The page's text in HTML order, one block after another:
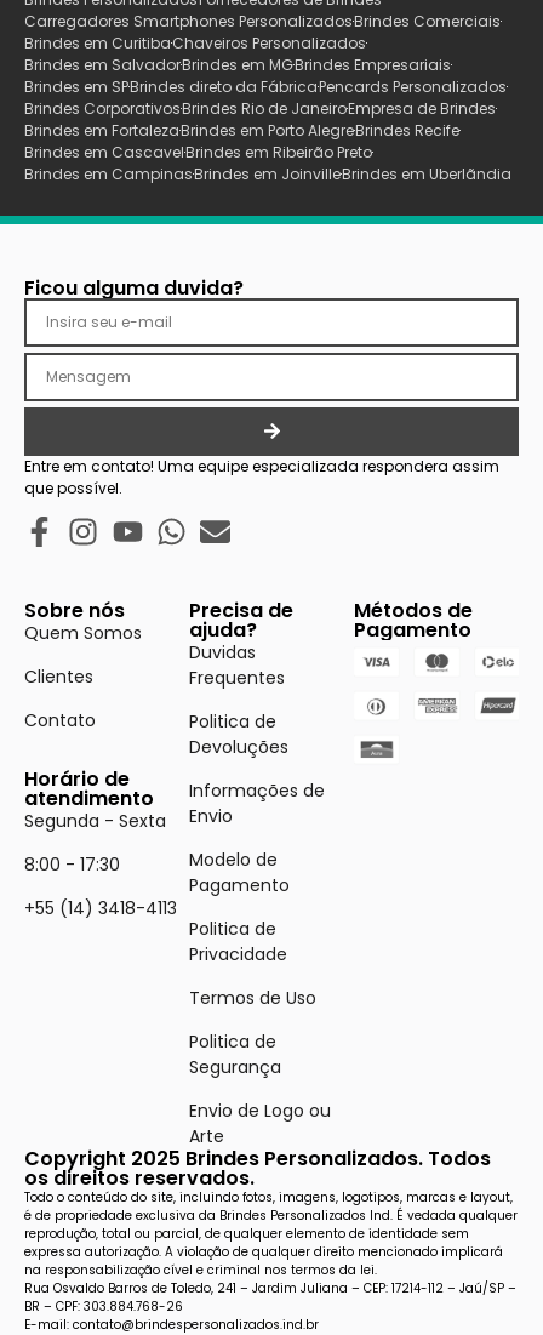
Carregadores Smartphones PersonalizadosBrindes Comerciais
Brindes em CuritibaChaveiros Personalizados
Brindes em SalvadorBrindes em MGBrindes Empresariais
Brindes em SPBrindes direto da FábricaPencards Personalizados
Brindes CorporativosBrindes Rio de JaneiroEmpresa de Brindes
Brindes em FortalezaBrindes em Porto AlegreBrindes Recife
Brindes em CascavelBrindes em Ribeirão Preto
Brindes em CampinasBrindes em JoinvilleBrindes em Uberlãndia
Ficou alguma duvida?
Entre em contato! Uma equipe especializada respondera assim
que possível.
Sobre nós
Quem Somos
Clientes
Contato
Horário de
atendimento
Segunda - Sexta
8:00 - 17:30
+55 (14) 3418-4113
Precisa de
ajuda?
Duvidas
Frequentes
Politica de
Devoluções
Informações de
Envio
Modelo de
Pagamento
Politica de
Privacidade
Termos de Uso
Politica de
Segurança
Envio de Logo ou
Arte
Métodos de
Pagamento
Copyright 2025 Brindes Personalizados. Todos
os direitos reservados.
Todo o conteúdo do site, incluindo fotos, imagens, logotipos, marcas e layout,
é de propriedade exclusiva da Brindes Personalizados Ind. É vedada qualquer
reprodução, total ou parcial, de qualquer elemento de identidade sem
expressa autorização. A violação de qualquer direito mencionado implicará
na responsabilização cível e criminal nos termos da lei.
Rua Osvaldo Barros de Toledo, 241 – Jardim Juliana – CEP: 17214-112 – Jaú/SP –
BR – CPF: 303.884.768-26
E-mail: contato@brindespersonalizados.ind.br